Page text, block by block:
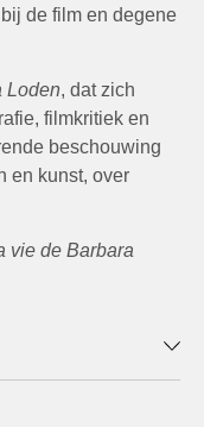
de film en degene
Loden, dat zich
filmkritiek en
beschouwing
en kunst, over
vie de Barbara